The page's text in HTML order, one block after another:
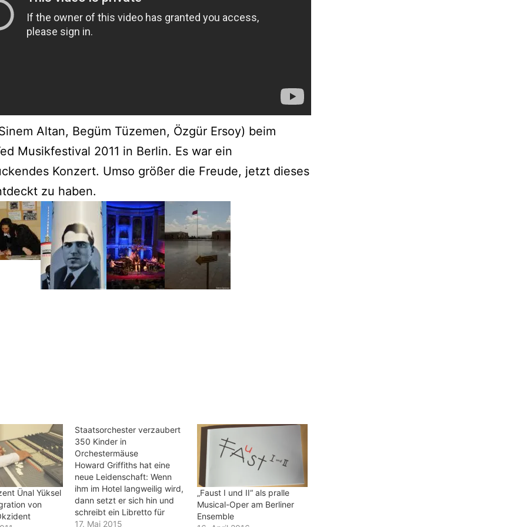
Altan, Begüm Tüzemen, Özgür Ersoy) beim
Musikfestival 2011 in Berlin. Es war ein
Konzert. Umso größer die Freude, jetzt dieses
zu haben.
Ünal Yüksel
von
Staatsorchester verzaubert
350 Kinder in
Orchestermäuse
Howard Griffiths hat eine
neue Leidenschaft: Wenn
ihm im Hotel langweilig wird,
dann setzt er sich hin und
schreibt ein Libretto für
Kinder. Nach "Die Hexe und
17. Mai 2015
„Faust I und II“ als pralle
Musical-Oper am Berliner
Ensemble